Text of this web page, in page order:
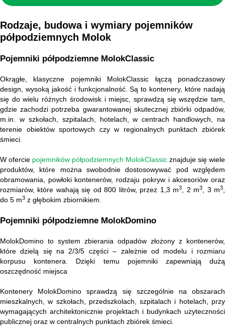
Rodzaje, budowa i wymiary pojemników
półpodziemnych Molok
Pojemniki półpodziemne MolokClassic
Okrągłe, klasyczne pojemniki MolokClassic łączą ponadczasowy
design, wysoką jakość i funkcjonalność. Są to kontenery, które nadają
się do wielu różnych środowisk i miejsc, sprawdzą się wszędzie tam,
gdzie zachodzi potrzeba gwarantowanej skutecznej zbiórki odpadów,
m.in. w szkołach, szpitalach, hotelach, w centrach handlowych, na
terenie obiektów sportowych czy w regionalnych punktach zbiórek
śmieci.
W ofercie pojemników półpodziemnych MolokClassic znajduje się wiele
produktów, które można swobodnie dostosowywać pod względem
obramowania, powłoki kontenerów, rodzaju pokryw i akcesoriów oraz
rozmiarów, które wahają się od 800 litrów, przez 1,3 m3, 2 m3, 3 m3,
do 5 m3 z głębokim zbiornikiem.
Pojemniki półpodziemne MolokDomino
MolokDomino to system zbierania odpadów złożony z kontenerów,
które dzielą się na 2/3/5 części – zależnie od modelu i rozmiaru
korpusu kontenera. Dzięki temu pojemniki zapewniają dużą
oszczędność miejsca
Kontenery MolokDomino sprawdzą się szczególnie na obszarach
mieszkalnych, w szkołach, przedszkolach, szpitalach i hotelach, przy
wymagających architektonicznie projektach i budynkach użyteczności
publicznej oraz w centralnych punktach zbiórek śmieci.